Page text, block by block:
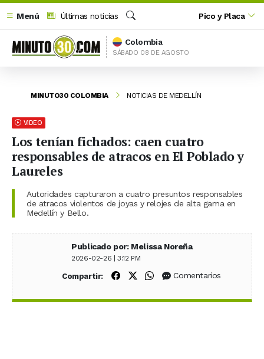
Menú
Últimas noticias
Buscar
Pico y Placa
Colombia
SÁBADO 08 DE AGOSTO
MINUTO30 COLOMBIA NOTICIAS DE MEDELLÍN
VIDEO
Los tenían fichados: caen cuatro
responsables de atracos en El Poblado y
Laureles
Autoridades capturaron a cuatro presuntos responsables
de atracos violentos de joyas y relojes de alta gama en
Medellín y Bello.
Publicado por: Melissa Noreña
2026-02-26 | 3:12 PM
Compartir: Compartir en Facebook
Compartir en X (Twitter)
Compartir en WhatsApp
Comentarios